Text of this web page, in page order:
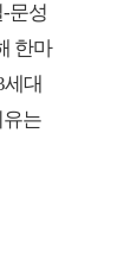
문성
한마
대
유는